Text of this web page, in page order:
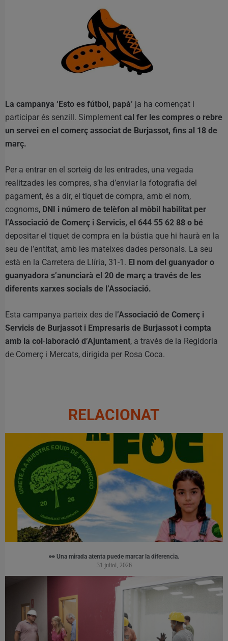
La campanya ‘Esto es fútbol, papà’ ja ha començat i
participar és senzill. Simplement cal fer les compres o rebre
un servei en el comerç associat de Burjassot, fins al 18 de
març.
Per a entrar en el sorteig de les entrades, una vegada
realitzades les compres, s’ha d’enviar la fotografia del
pagament, és a dir, el tiquet de compra, amb el nom,
cognoms, DNI i número de telèfon al mòbil habilitat per
l’Associació de Comerç i Servicis, el 644 55 62 88 o bé
depositar el tiquet de compra en la bústia que hi haurà en la
seu de l’entitat, amb les mateixes dades personals. La seu
està en la Carretera de Llíria, 31-1. El nom del guanyador o
guanyadora s’anunciarà el 20 de març a través de les
diferents xarxes socials de l’Associació.
Esta campanya parteix des de l’Associació de Comerç i
Servicis de Burjassot i Empresaris de Burjassot i compta
amb la col·laboració d’Ajuntament, a través de la Regidoria
de Comerç i Mercats, dirigida per Rosa Coca.
RELACIONAT
👀 Una mirada atenta puede marcar la diferencia.
31 juliol, 2026